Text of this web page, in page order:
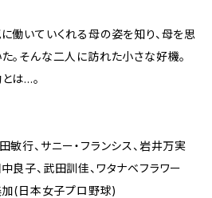
働いていくれる母の姿を知り、母を思
。そんな二人に訪れた小さな好機。
は…。
敏行、サニー・フランシス、岩井万実
良子、武田訓佳、ワタナベフラワー
(日本女子プロ野球)